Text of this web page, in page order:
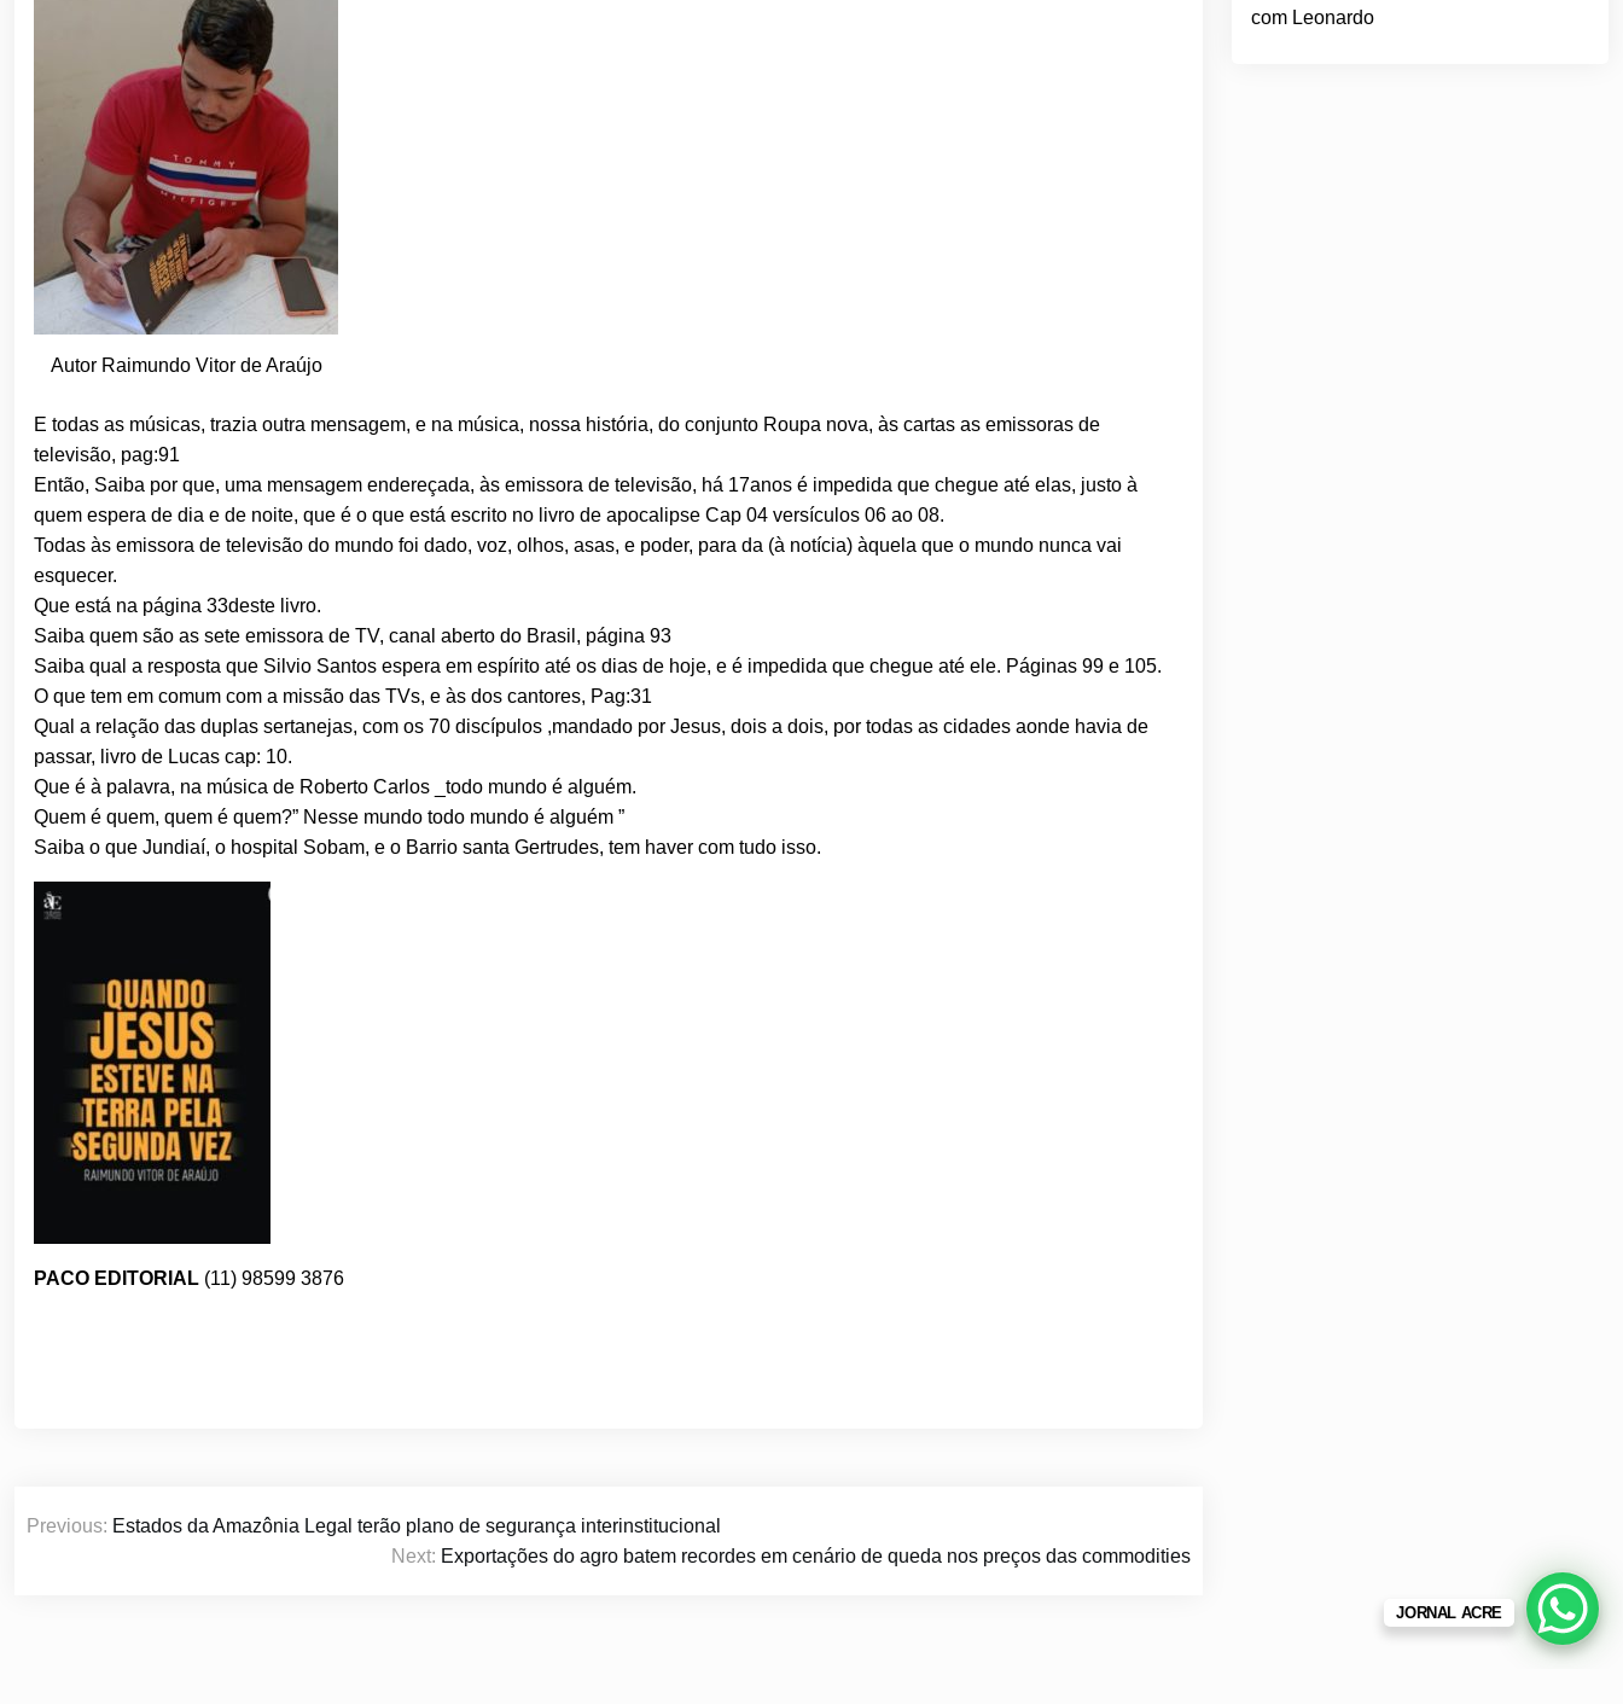
Autor Raimundo Vitor de Araújo
E todas as músicas, trazia outra mensagem, e na música, nossa história, do conjunto Roupa nova, às cartas as emissoras de
televisão, pag:91
Então, Saiba por que, uma mensagem endereçada, às emissora de televisão, há 17anos é impedida que chegue até elas, justo à
quem espera de dia e de noite, que é o que está escrito no livro de apocalipse Cap 04 versículos 06 ao 08.
Todas às emissora de televisão do mundo foi dado, voz, olhos, asas, e poder, para da (à notícia) àquela que o mundo nunca vai
esquecer.
Que está na página 33deste livro.
Saiba quem são as sete emissora de TV, canal aberto do Brasil, página 93
Saiba qual a resposta que Silvio Santos espera em espírito até os dias de hoje, e é impedida que chegue até ele. Páginas 99 e 105.
O que tem em comum com a missão das TVs, e às dos cantores, Pag:31
Qual a relação das duplas sertanejas, com os 70 discípulos ,mandado por Jesus, dois a dois, por todas as cidades aonde havia de
passar, livro de Lucas cap: 10.
Que é à palavra, na música de Roberto Carlos _todo mundo é alguém.
Quem é quem, quem é quem?” Nesse mundo todo mundo é alguém ”
Saiba o que Jundiaí, o hospital Sobam, e o Barrio santa Gertrudes, tem haver com tudo isso.
PACO EDITORIAL (11) 98599 3876
de
Previous: Estados da Amazônia Legal terão plano de segurança interinstitucional
Next: Exportações do agro batem recordes em cenário de queda nos preços das commodities
com Leonardo
JORNAL ACRE